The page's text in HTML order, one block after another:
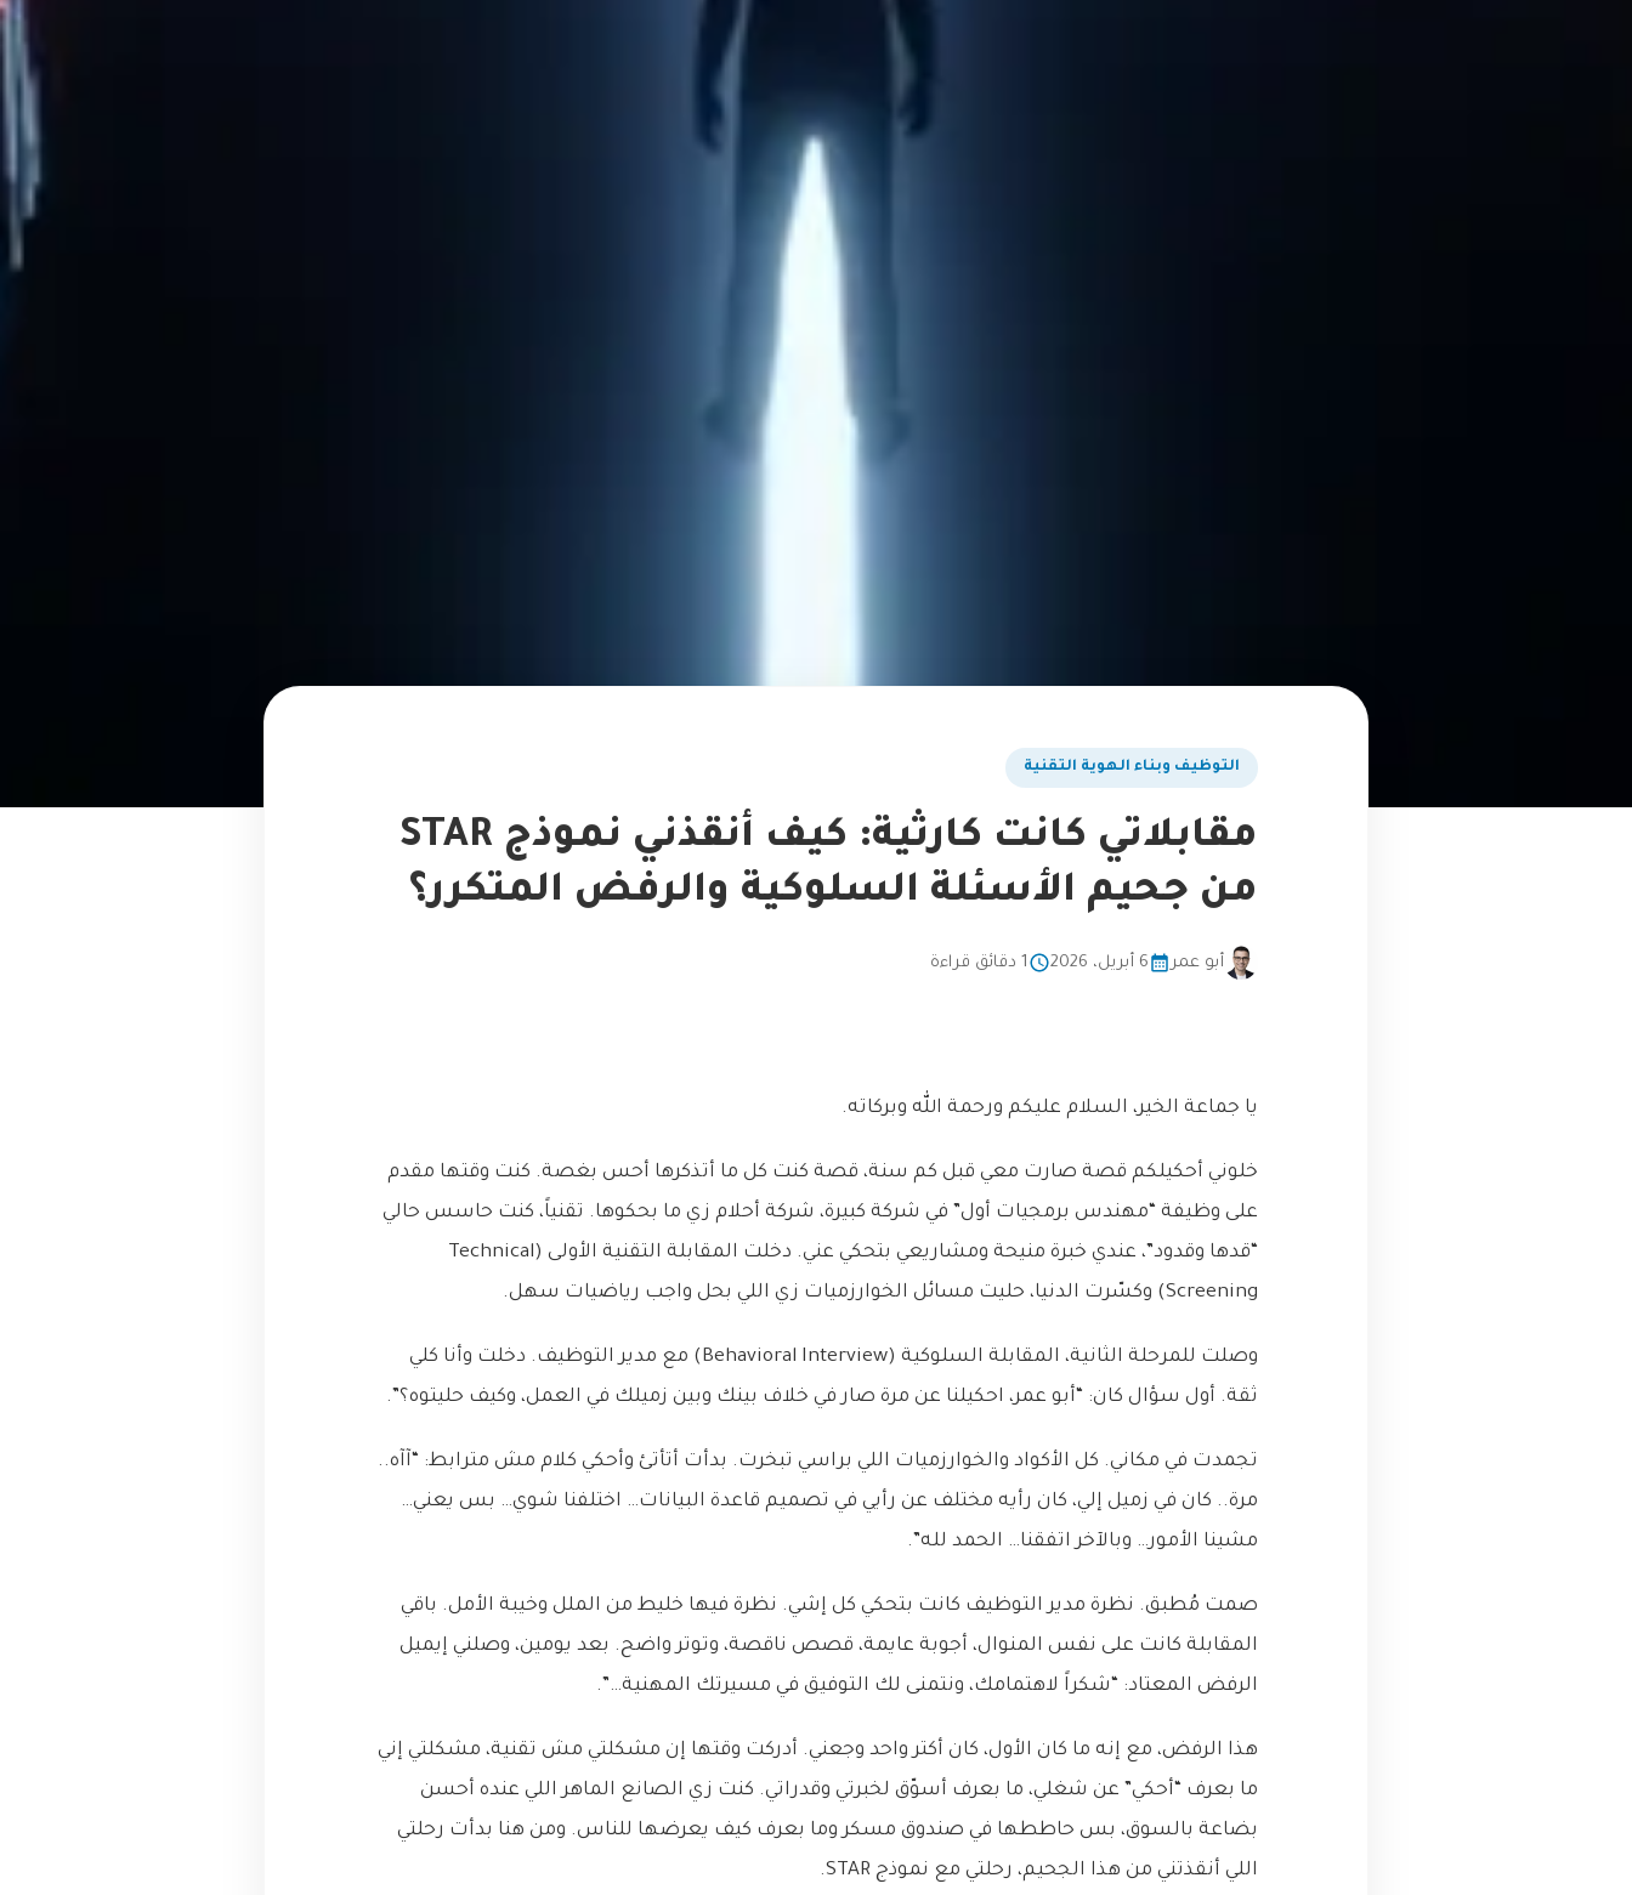
التوظيف وبناء الهوية التقنية
مقابلاتي كانت كارثية: كيف أنقذني نموذج STAR
من جحيم الأسئلة السلوكية والرفض المتكرر؟
أبو عمر 6 أبريل، 2026 1 دقائق قراءة
يا جماعة الخير، السلام عليكم ورحمة الله وبركاته.
خلوني أحكيلكم قصة صارت معي قبل كم سنة، قصة كنت كل ما أتذكرها أحس بغصة. كنت وقتها مقدم
على وظيفة “مهندس برمجيات أول” في شركة كبيرة، شركة أحلام زي ما بحكوها. تقنياً، كنت حاسس حالي
“قدها وقدود”، عندي خبرة منيحة ومشاريعي بتحكي عني. دخلت المقابلة التقنية الأولى (Technical
Screening) وكسّرت الدنيا، حليت مسائل الخوارزميات زي اللي بحل واجب رياضيات سهل.
وصلت للمرحلة الثانية، المقابلة السلوكية (Behavioral Interview) مع مدير التوظيف. دخلت وأنا كلي
ثقة. أول سؤال كان: “أبو عمر، احكيلنا عن مرة صار في خلاف بينك وبين زميلك في العمل، وكيف حليتوه؟”.
تجمدت في مكاني. كل الأكواد والخوارزميات اللي براسي تبخرت. بدأت أتأتئ وأحكي كلام مش مترابط: “آآه..
مرة.. كان في زميل إلي، كان رأيه مختلف عن رأيي في تصميم قاعدة البيانات… اختلفنا شوي… بس يعني…
مشينا الأمور… وبالآخر اتفقنا… الحمد لله”.
صمت مُطبق. نظرة مدير التوظيف كانت بتحكي كل إشي. نظرة فيها خليط من الملل وخيبة الأمل. باقي
المقابلة كانت على نفس المنوال، أجوبة عايمة، قصص ناقصة، وتوتر واضح. بعد يومين، وصلني إيميل
الرفض المعتاد: “شكراً لاهتمامك، ونتمنى لك التوفيق في مسيرتك المهنية…”.
هذا الرفض، مع إنه ما كان الأول، كان أكتر واحد وجعني. أدركت وقتها إن مشكلتي مش تقنية، مشكلتي إني
ما بعرف “أحكي” عن شغلي، ما بعرف أسوّق لخبرتي وقدراتي. كنت زي الصانع الماهر اللي عنده أحسن
بضاعة بالسوق، بس حاططها في صندوق مسكر وما بعرف كيف يعرضها للناس. ومن هنا بدأت رحلتي
اللي أنقذتني من هذا الجحيم، رحلتي مع نموذج STAR.